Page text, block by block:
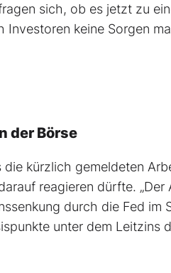
sich, ob es jetzt zu
keine Sorgen
der Börse
kürzlich gemeldeten
reagieren dürfte. „Der
durch die Fed im
unter dem Leitzins